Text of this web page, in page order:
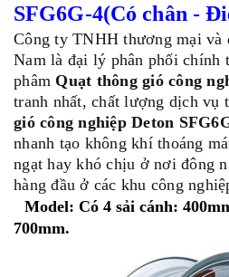
SFG6G-4(Có chân -
Công ty TNHH thương mại
Nam là đại lý phân phối chính
phâm Quạt thông gió công
tranh nhất, chất lượng dịch vụ
gió công nghiệp Deton
nhanh tạo không khí thoáng
ngạt hay khó chịu ở nơi đông
hàng đầu ở các khu công
Model: Có 4 sải cánh:
700mm.